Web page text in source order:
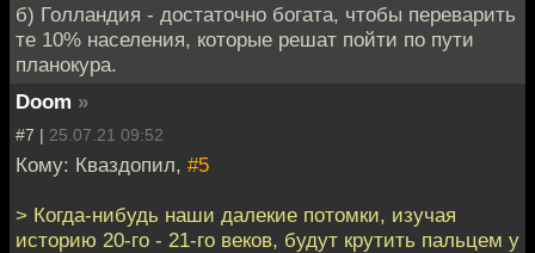
б) Голландия - достаточно богата, чтобы переварить
те 10% населения, которые решат пойти по пути
планокура.
Doom »
#7 | 25.07.21 09:52
Кому: Кваздопил, #5
> Когда-нибудь наши далекие потомки, изучая
историю 20-го - 21-го веков, будут крутить пальцем у